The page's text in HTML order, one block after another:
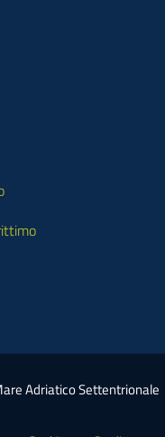
Adriatico Settentrionale